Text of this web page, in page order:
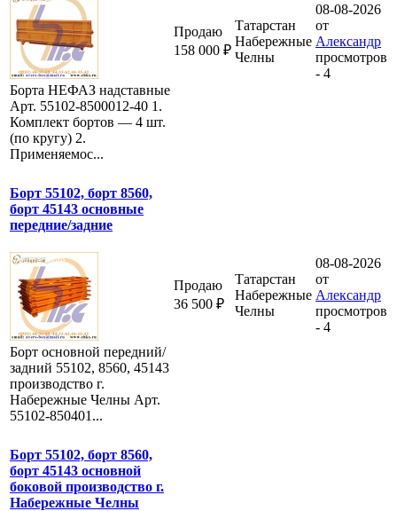
Борта НЕФАЗ надставные
Арт. 55102-8500012-40 1.
Комплект бортов — 4 шт.
(по кругу) 2.
Применяемос...
Продаю
158 000 ₽
Татарстан
Набережные
Челны
08-08-2026
от
Александр
просмотров
- 4
Борт 55102, борт 8560,
борт 45143 основные
передние/задние
Борт основной передний/
задний 55102, 8560, 45143
производство г.
Набережные Челны Арт.
55102-850401...
Продаю
36 500 ₽
Татарстан
Набережные
Челны
08-08-2026
от
Александр
просмотров
- 4
Борт 55102, борт 8560,
борт 45143 основной
боковой производство г.
Набережные Челны